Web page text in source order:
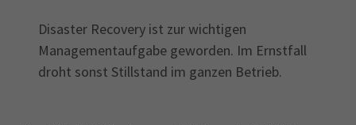
Disaster Recovery ist zur wichtigen
Managementaufgabe geworden. Im Ernstfall
droht sonst Stillstand im ganzen Betrieb.